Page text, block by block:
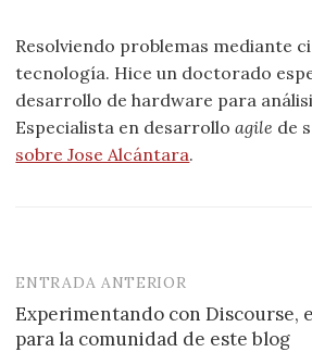
Resolviendo problemas mediante
tecnología. Hice un doctorado
desarrollo de hardware para
Especialista en desarrolloagile de
sobre Jose Alcántara.
Navegación
de
ENTRADA ANTERIOR
Experimentando con Discourse,
para la comunidad de este blog